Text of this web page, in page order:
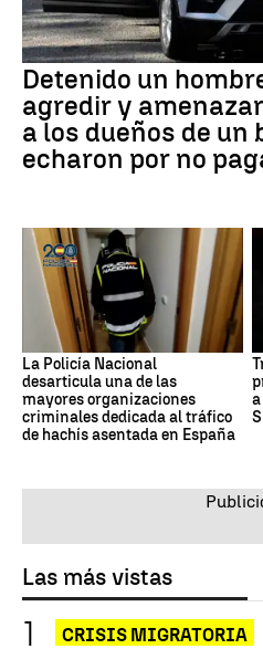
Detenido un
agredir y
a los dueños de un
echaron por no
La Policía Nacional
desarticula una de las
mayores organizaciones
criminales dedicada al tráfico
de hachís asentada en España
Las más vistas
CRISIS MIGRATORIA